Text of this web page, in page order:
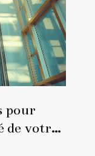
pour
de votre